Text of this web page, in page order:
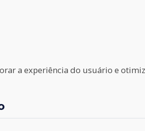
a experiência do usuário e